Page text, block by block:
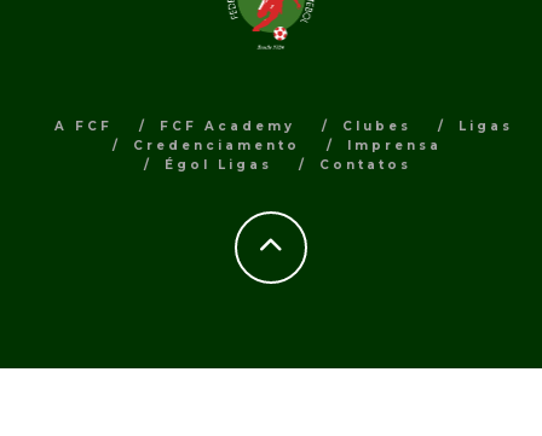
A FCF FCF Academy Clubes
Ligas
Credenciamento
Imprensa
Égol Ligas
Contatos